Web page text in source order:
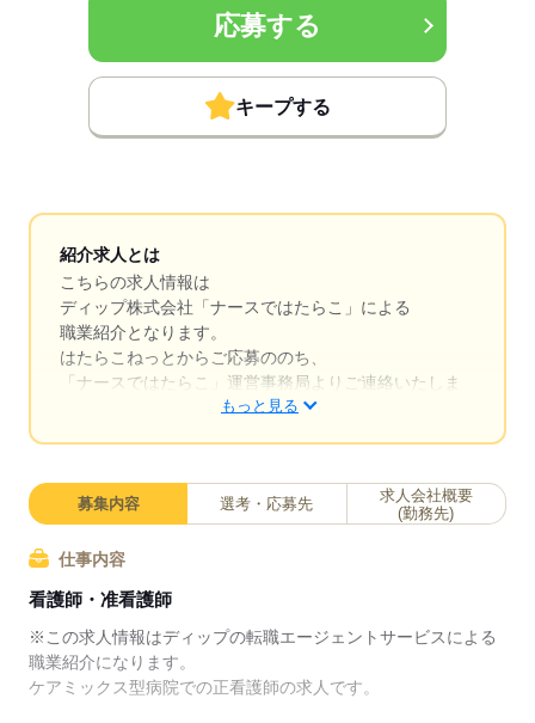
応募する
キープする
紹介求人とは
こちらの求人情報は
ディップ株式会社「ナースではたらこ」による
職業紹介となります。
はたらこねっとからご応募ののち、
「ナースではたらこ」運営事務局よりご連絡いたしま
求職中の看護師さんの転職を専任の
キャリアアドバイザーが入職まで無料でサポートいた
日本最大級の求人情報の中からぴったりな求人をご紹
介。
履歴書作成のアドバイスや面接日の調整だけでなく、
お給料、お休み、入職時期の交渉もサポートします。
もっと見る
募集内容 選考・応募先
求人会社概要
(勤務先)
仕事内容
看護師・准看護師
※この求人情報はディップの転職エージェントサービスによる
職業紹介になります。
ケアミックス型病院での正看護師の求人です。